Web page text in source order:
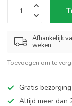
Afhankelijk
weken
Toevoegen om te
Gratis
Altijd meer dan